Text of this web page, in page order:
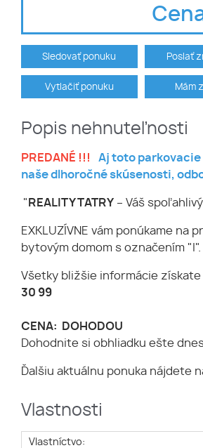
Sledovať ponuku Poslať
Vytlačiť ponuku Mám
Popis nehnuteľnosti
PREDANÉ !!!
Aj toto
naše dlhoročné skúsenosti,
" REALITY TATRY – Váš
EXKLUZÍVNE vám ponúkame
bytovým domom s označením "I".
Všetky bližšie informácie získate
30 99
CENA: DOHODOU
Dohodnite si obhliadku ešte
Ďalšiu aktuálnu ponuka nájdete
Vlastnosti
Vlastníctvo: